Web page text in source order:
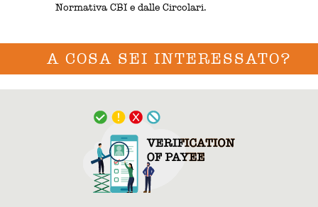
Normativa CBI e dalle Circolari.
A COSA SEI INTERESSATO?